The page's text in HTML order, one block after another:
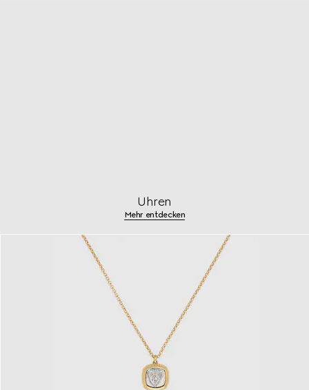
Uhren
Mehr entdecken